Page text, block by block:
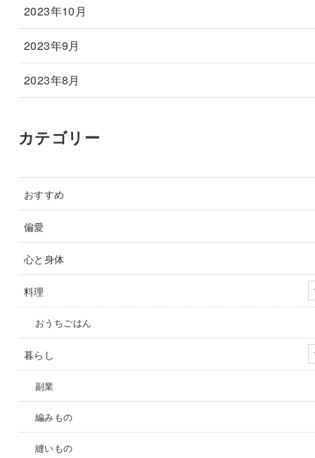
2023年10月
2023年9月
2023年8月
カテゴリー
おすすめ
偏愛
心と身体
料理
おうちごはん
暮らし
副業
編みもの
縫いもの